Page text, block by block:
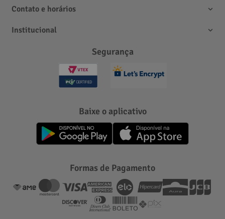
Contato e horários
Institucional
Segurança
Baixe o aplicativo
Formas de Pagamento